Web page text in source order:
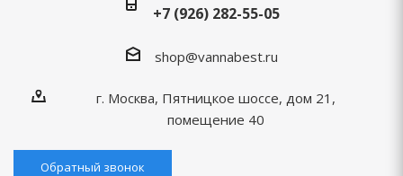
+7 (926) 282-55-05
shop@vannabest.ru
г. Москва, Пятницкое шоссе, дом 21,
помещение 40
Обратный звонок